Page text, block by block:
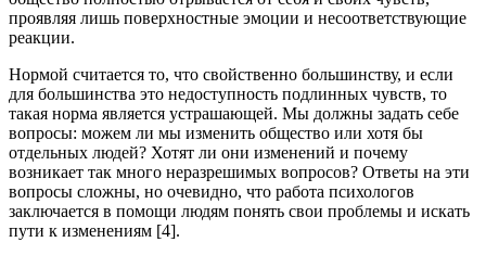
проявляя лишь поверхностные эмоции и несоответствующие
реакции.
Нормой считается то, что свойственно большинству, и если
для большинства это недоступность подлинных чувств, то
такая норма является устрашающей. Мы должны задать себе
вопросы: можем ли мы изменить общество или хотя бы
отдельных людей? Хотят ли они изменений и почему
возникает так много неразрешимых вопросов? Ответы на эти
вопросы сложны, но очевидно, что работа психологов
заключается в помощи людям понять свои проблемы и искать
пути к изменениям [4].